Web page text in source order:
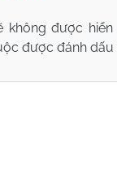
không được hiển
được đánh dấu